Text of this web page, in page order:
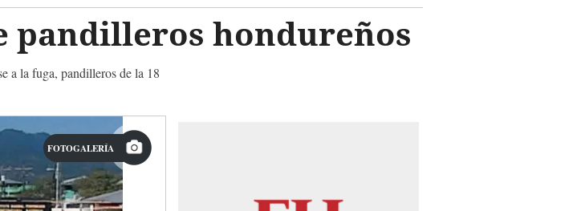
hondureños
a la fuga, pandilleros de la 18
FOTOGALERÍA